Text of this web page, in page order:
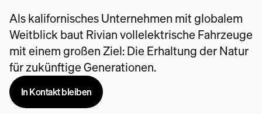
Als kalifornisches Unternehmen mit globalem
Weitblick baut Rivian vollelektrische Fahrzeuge
mit einem großen Ziel: Die Erhaltung der Natur
für zukünftige Generationen.
In Kontakt bleiben